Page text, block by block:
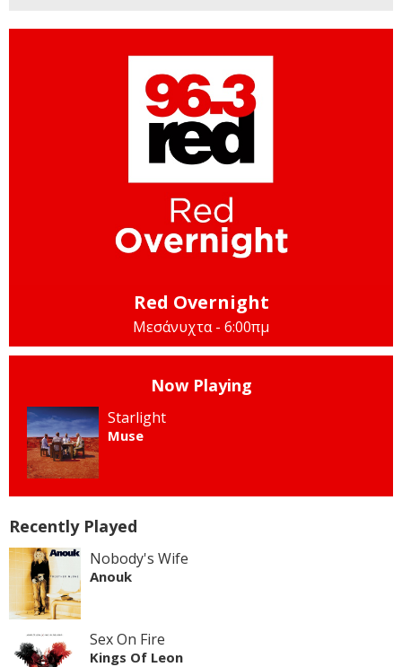
Red Overnight
Μεσάνυχτα - 6:00πμ
Now Playing
Starlight
Muse
Recently Played
Nobody's Wife
Anouk
Sex On Fire
Kings Of Leon